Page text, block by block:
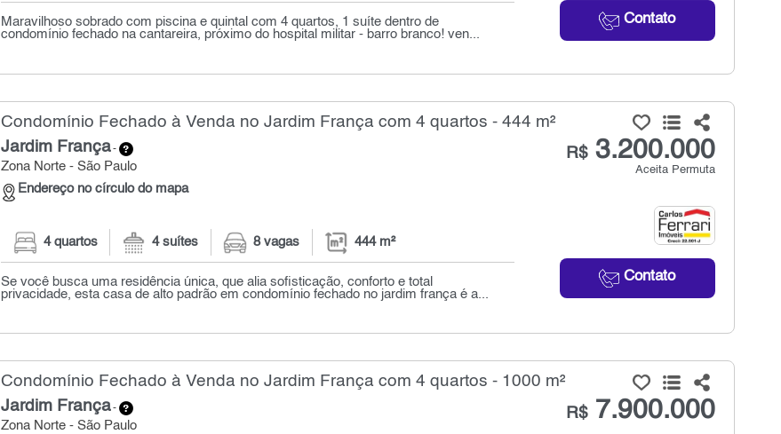
Contato
Maravilhoso sobrado com piscina e quintal com 4 quartos, 1 suíte dentro de
condomínio fechado na cantareira, próximo do hospital militar - barro branco! ven...
Condomínio Fechado à Venda no Jardim França com 4 quartos - 444 m²
Jardim França-
Zona Norte - São Paulo
Endereço no círculo do mapa
R$3.200.000
Aceita Permuta
Contato
4 quartos 4 suítes 8 vagas 444 m²
Se você busca uma residência única, que alia sofisticação, conforto e total
privacidade, esta casa de alto padrão em condomínio fechado no jardim frança é a...
Condomínio Fechado à Venda no Jardim França com 4 quartos - 1000 m²
Jardim França-
Zona Norte - São Paulo
R$7.900.000